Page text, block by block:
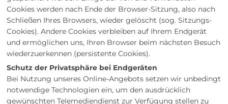
Cookies werden nach Ende der Browser-Sitzung, also nach
Schließen Ihres Browsers, wieder gelöscht (sog. Sitzungs-
Cookies). Andere Cookies verbleiben auf Ihrem Endgerät
und ermöglichen uns, Ihren Browser beim nächsten Besuch
wiederzuerkennen (persistente Cookies).
Schutz der Privatsphäre bei Endgeräten
Bei Nutzung unseres Online-Angebots setzen wir unbedingt
notwendige Technologien ein, um den ausdrücklich
gewünschten Telemediendienst zur Verfügung stellen zu